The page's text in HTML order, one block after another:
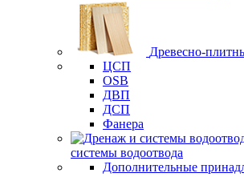
Древесно-
ЦСП
OSB
ДВП
ДСП
Фанера
системы водоотвода
Дополнительные